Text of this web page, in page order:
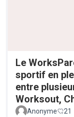
Le
sportif en
entre
Worksout,
Anonyme 21